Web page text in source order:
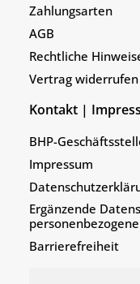
Zahlungsarten
AGB
Rechtliche
Vertrag widerrufen
Kontakt |
BHP-
Impressum
Ergänzende
Barrierefreiheit